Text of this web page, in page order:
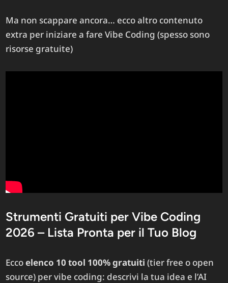
Ma non scappare ancora… ecco altro contenuto
extra per iniziare a fare Vibe Coding (spesso sono
risorse gratuite)
Strumenti Gratuiti per Vibe Coding
2026 – Lista Pronta per il Tuo Blog
Eccoelenco 10 tool 100% gratuiti (tier free o open
source) per vibe coding: descrivi la tua idea e l’AI